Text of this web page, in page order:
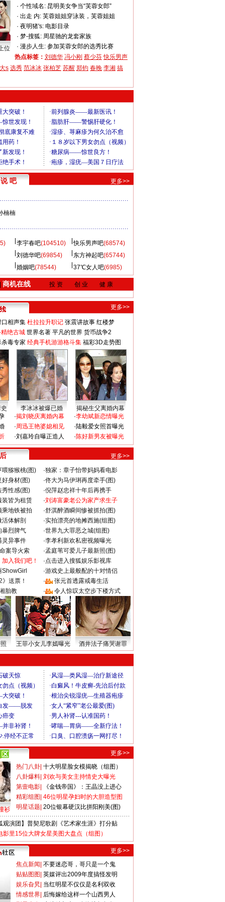
位
· 个性域名: 昆明美女争当“芙蓉女郎”
· 出走 内: 芙蓉姐姐穿泳装，芙蓉姐姐
· 夜明猪's: 电影目录
· 梦-搜狐: 周星驰的龙套家族
· 漫步人生: 参加芙蓉女郎的选秀比赛
热点标签： 刘德华 冯小刚 蔡少芬 快乐男声
大s 选秀 范冰冰 张柏芝 苏醒 郑钧 春晚 李湘 搞
说 吧 更多>>
楠楠
李宇春吧(104510) 快乐男声吧(68574)
刘德华吧(69854) 东方神起吧(65744)
婚姻吧(78544) 37℃女人吧(6985)
商机在线 投 资 创 业 健 康
更多>>
口相声集 杜拉拉升职记 张震讲故事 红楼梦
绝古城 世界名著 平凡的世界 货币战争2
毒专家 经典手机游游格斗集 福彩3D走势图
李冰冰被爆已婚
揭秘生父离婚内幕
·揭刘晓庆离婚内幕
·周迅王艳婆媳相见
·刘嘉玲自曝正造人
·李幼斌新恋情曝光
·陆毅爱女照首曝光
·陈好新男友被曝光
更多>>
喂猕猴桃(图)
·独家：章子怡带妈妈看电影
好身材(图)
·佟大为马伊琍再度牵手(图)
秀性感(图)
·倪萍赵忠祥十年后再携手
装皆为租赁
·刘涛富豪老公为家产求生子
乘地铁被拍
·舒淇醉酒瞬间惨被抓拍(图)
体解剖
·实拍漂亮的地摊西施(组图)
暴烈脾气
·世界九大罪恶之城(组图)
灵异事件
·李孝利新欢私密视频曝光
案导火索
·孟庭苇可爱儿子最新照(图)
入我们吧！
·点击进入搜狐娱乐影视库
·游戏史上最般配的十对情侣
送票！
·
张元首透露戒毒生活
胎教
· 令人惊叹太空步下楼方式
王菲小女儿李嫣曝光 酒井法子痛哭谢罪
更多>>
衫
热门八卦 十大明星脸女模揭晓（组图）
八卦爆料 刘欢与美女主持情史大曝光
第壹电影
《金钱帝国》：王晶没上进心
精彩组图 46位明星孕妇时的大胆造型图
明星话题 20位银幕硬汉比拼阳刚美(图)
观演团】普契尼歌剧《艺术家生涯》打分贴
影里15位大牌女星美图大盘点（组图）
更多>>
焦点新闻 不要迷恋哥，哥只是一个鬼
贴贴图图 英媒评出2009年度搞怪发明
娱乐旮旯 当红明星不仅仅是名利双收
情感世界 后悔嫁给这样一个山西男人